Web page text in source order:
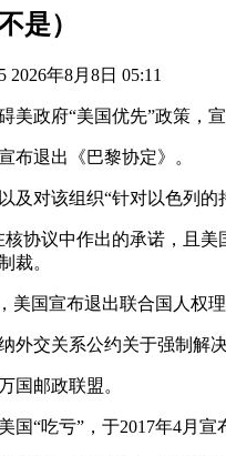
是）
2026年8月8日 05:11
政府“美国优先”政策，
布退出《巴黎协定》。
对该组织“针对以色列
协议中作出的承诺，且
裁。
美国宣布退出联合国人权理
外交关系公约关于强制解
国邮政联盟。
“吃亏”，于2017年4月